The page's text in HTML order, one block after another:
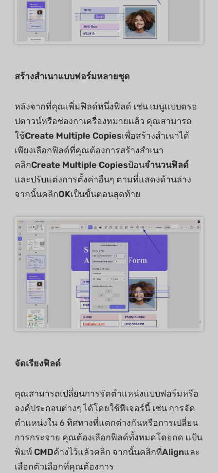
สร้างสำเนาแบบฟอร์มหลายชุด
หลังจากที่คุณเพิ่มฟิลด์หนึ่งฟิลด์ เช่น เมนูแบบดรอ
ปดาวน์หรือช่องกาเครื่องหมายแล้ว คุณสามารถ
ใช้Create Multiple Copiesเพื่อสร้างสำเนาได้
เพียงเลือกฟิลด์ที่คุณต้องการสร้างสำเนา
คลิกCreate Multiple Copiesป้อนจำนวนฟิลด์
และปรับแต่งการตั้งค่าอื่นๆ ตามที่แสดงด้านล่าง
จากนั้นคลิกOKเป็นขั้นตอนสุดท้าย
จัดเรียงฟิลด์
คุณสามารถเปลี่ยนการจัดตำแหน่งแบบฟอร์มหรือ
องค์ประกอบต่างๆ ได้โดยใช้ฟีเจอร์นี้ เช่น การจัด
ตำแหน่งใน 6 ทิศทางที่แตกต่างกันหรือการเปลี่ยน
การกระจาย คุณต้องเลือกฟิลด์ทั้งหมดโดยกด แป้น
พิมพ์ CMDค้างไว้แล้วคลิก จากนั้นคลิกที่Alignและ
เลือกตัวเลือกที่คุณต้องการ